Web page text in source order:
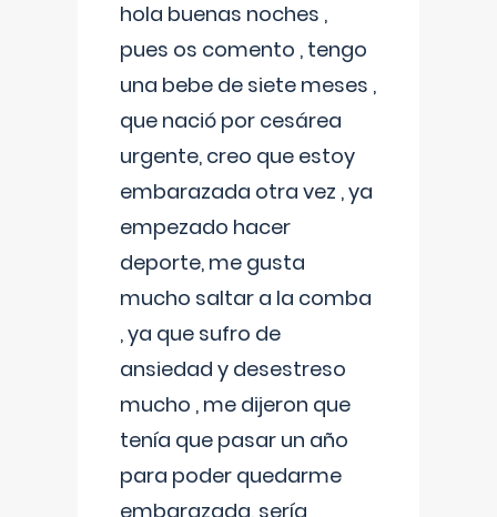
hola buenas noches ,
pues os comento , tengo
una bebe de siete meses ,
que nació por cesárea
urgente, creo que estoy
embarazada otra vez , ya
empezado hacer
deporte, me gusta
mucho saltar a la comba
, ya que sufro de
ansiedad y desestreso
mucho , me dijeron que
tenía que pasar un año
para poder quedarme
embarazada, sería